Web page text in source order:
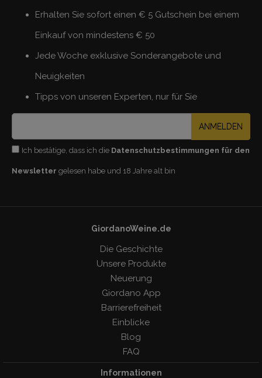
Erhalten Sie sofort einen € 5 Gutschein bei einem
Einkauf von mindestens € 50
Jede Woche exklusive Sonderangebote und
Neuigkeiten
Tipps von unseren Experten, nur für Sie
ANMELDEN
Ich bestätige, dass ich die Datenschutzbestimmungen für den
Newsletter gelesen habe und 18 Jahre alt bin
GiordanoWeine.de
Die Geschichte
Unsere Produkte
Neuerung
Giordano App
Barrierefreiheit
Einblicke
Blog
FAQ
Informationen